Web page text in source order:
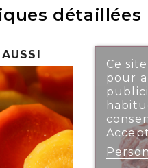
détaillées
Ce
pour